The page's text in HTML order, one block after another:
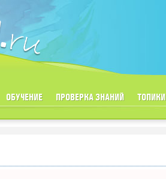
ОБУЧЕНИЕ ПРОВЕРКА ЗНАНИЙ ТОПИКИ